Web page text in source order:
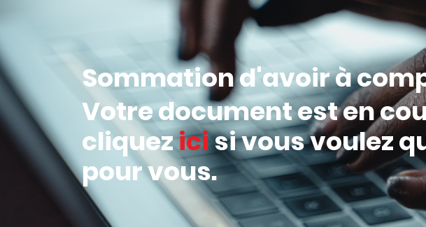
Sommation d'avoir à
Votre document est en
cliquezicisi vous voulez
pour vous.